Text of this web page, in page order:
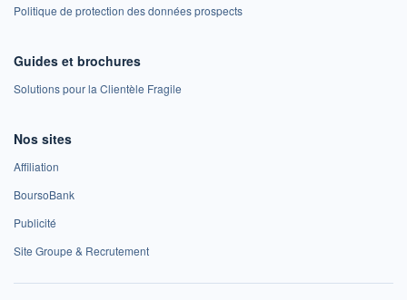
Politique de protection des données prospects
Guides et brochures
Solutions pour la Clientèle Fragile
Nos sites
Affiliation
BoursoBank
Publicité
Site Groupe & Recrutement